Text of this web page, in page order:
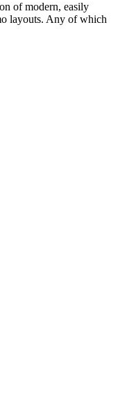
of modern, easily
layouts. Any of which